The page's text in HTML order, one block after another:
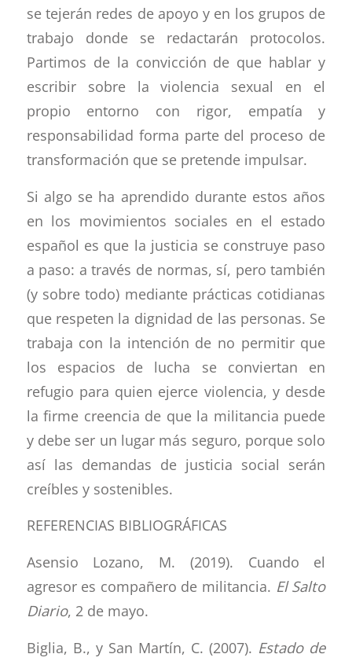
se tejerán redes de apoyo y en los grupos de
trabajo donde se redactarán protocolos.
Partimos de la convicción de que hablar y
escribir sobre la violencia sexual en el
propio entorno con rigor, empatía y
responsabilidad forma parte del proceso de
transformación que se pretende impulsar.
Si algo se ha aprendido durante estos años
en los movimientos sociales en el estado
español es que la justicia se construye paso
a paso: a través de normas, sí, pero también
(y sobre todo) mediante prácticas cotidianas
que respeten la dignidad de las personas. Se
trabaja con la intención de no permitir que
los espacios de lucha se conviertan en
refugio para quien ejerce violencia, y desde
la firme creencia de que la militancia puede
y debe ser un lugar más seguro, porque solo
así las demandas de justicia social serán
creíbles y sostenibles.
REFERENCIAS BIBLIOGRÁFICAS
Asensio Lozano, M. (2019). Cuando el
agresor es compañero de militancia. El Salto
Diario, 2 de mayo.
Biglia, B., y San Martín, C. (2007). Estado de